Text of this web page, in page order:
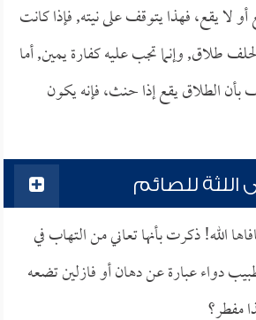
لا يقع، فهذا يتوقف على نيته, فإذا كانت
طلاق, وإنما تجب عليه كفارة يمين, أما
بأن الطلاق يقع إذا حنث، فإنه يكون
اللثة للصائم
الله! ذكرت بأنها تعاني من التهاب في
دواء عبارة عن دهان أو فازلين تضعه
مفطر؟